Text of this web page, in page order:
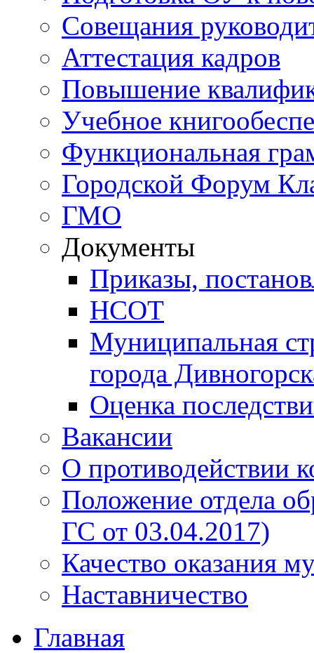
Совещания
Аттестация кадров
Повышение
Учебное
Функциональная
Городской Форум
ГМО
Документы
Приказы,
НСОТ
Муниципальная
города
Оценка
Вакансии
О противодействии
Положение отдела
ГС от 03.04.2017)
Качество оказания
Наставничество
Главная